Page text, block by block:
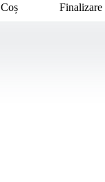
Coș Finalizare